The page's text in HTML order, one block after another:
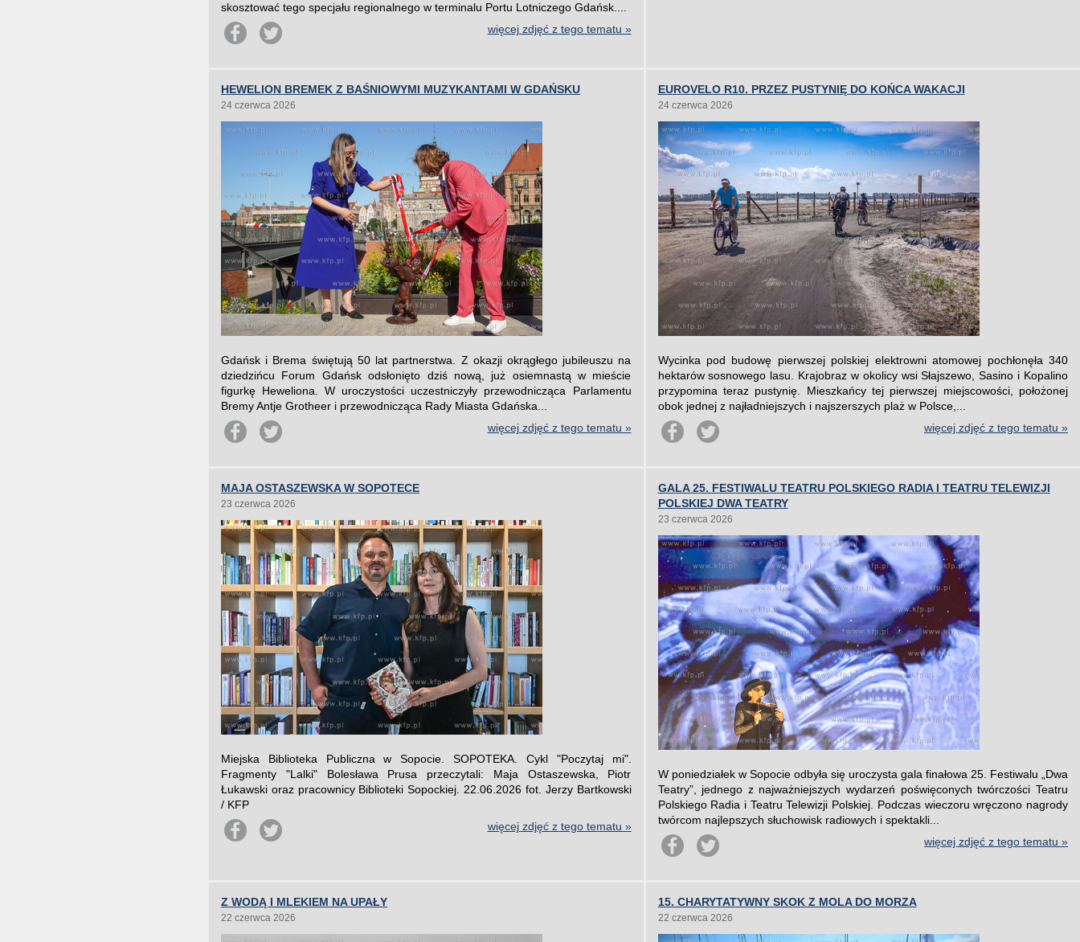
skosztować tego specjału regionalnego w terminalu Portu Lotniczego Gdańsk....
więcej zdjęć z tego tematu »
HEWELION BREMEK Z BAŚNIOWYMI MUZYKANTAMI W GDAŃSKU
24 czerwca 2026
Gdańsk i Brema świętują 50 lat partnerstwa. Z okazji okrągłego jubileuszu na
dziedzińcu Forum Gdańsk odsłonięto dziś nową, już osiemnastą w mieście
figurkę Heweliona. W uroczystości uczestniczyły przewodnicząca Parlamentu
Bremy Antje Grotheer i przewodnicząca Rady Miasta Gdańska...
więcej zdjęć z tego tematu »
EUROVELO R10. PRZEZ PUSTYNIĘ DO KOŃCA WAKACJI
24 czerwca 2026
Wycinka pod budowę pierwszej polskiej elektrowni atomowej pochłonęła 340
hektarów sosnowego lasu. Krajobraz w okolicy wsi Słajszewo, Sasino i Kopalino
przypomina teraz pustynię. Mieszkańcy tej pierwszej miejscowości, położonej
obok jednej z najładniejszych i najszerszych plaż w Polsce,...
więcej zdjęć z tego tematu »
MAJA OSTASZEWSKA W SOPOTECE
23 czerwca 2026
Miejska Biblioteka Publiczna w Sopocie. SOPOTEKA. Cykl "Poczytaj mi".
Fragmenty "Lalki" Bolesława Prusa przeczytali: Maja Ostaszewska, Piotr
Łukawski oraz pracownicy Biblioteki Sopockiej. 22.06.2026 fot. Jerzy Bartkowski
/ KFP
więcej zdjęć z tego tematu »
GALA 25. FESTIWALU TEATRU POLSKIEGO RADIA I TEATRU TELEWIZJI
POLSKIEJ DWA TEATRY
23 czerwca 2026
W poniedziałek w Sopocie odbyła się uroczysta gala finałowa 25. Festiwalu „Dwa
Teatry”, jednego z najważniejszych wydarzeń poświęconych twórczości Teatru
Polskiego Radia i Teatru Telewizji Polskiej. Podczas wieczoru wręczono nagrody
twórcom najlepszych słuchowisk radiowych i spektakli...
więcej zdjęć z tego tematu »
Z WODĄ I MLEKIEM NA UPAŁY
22 czerwca 2026
15. CHARYTATYWNY SKOK Z MOLA DO MORZA
22 czerwca 2026